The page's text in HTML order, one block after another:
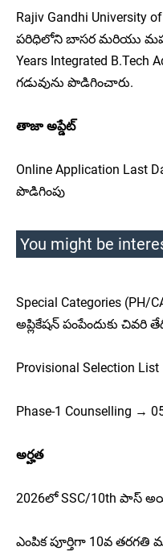
Rajiv Gandhi University
పరిధిలోని బాసర మరియు
Years Integrated B.Tech
గడువును పొడిగించారు.
తాజా అప్డేట్
Online Application Last
పొడిగింపు
You might be
Special Categories (PH/
అప్లికేషన్ పంపేందుకు చివరి
Provisional Selection
Phase-1 Counselling →
అర్హత
2026లో SSC/10th పాస్
ఎంపిక పూర్తిగా 10వ తరగతి